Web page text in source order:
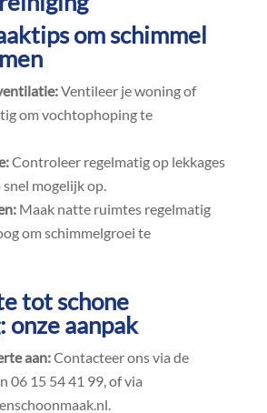
om schimmel
Ventileer je woning of
om vochtophoping te
Controleer regelmatig op lekkages
snel mogelijk op.​
Maak natte ruimtes regelmatig
om schimmelgroei te
tot schone
onze aanpak
aan:Contacteer ons via de
06 15 54 41 99, of via